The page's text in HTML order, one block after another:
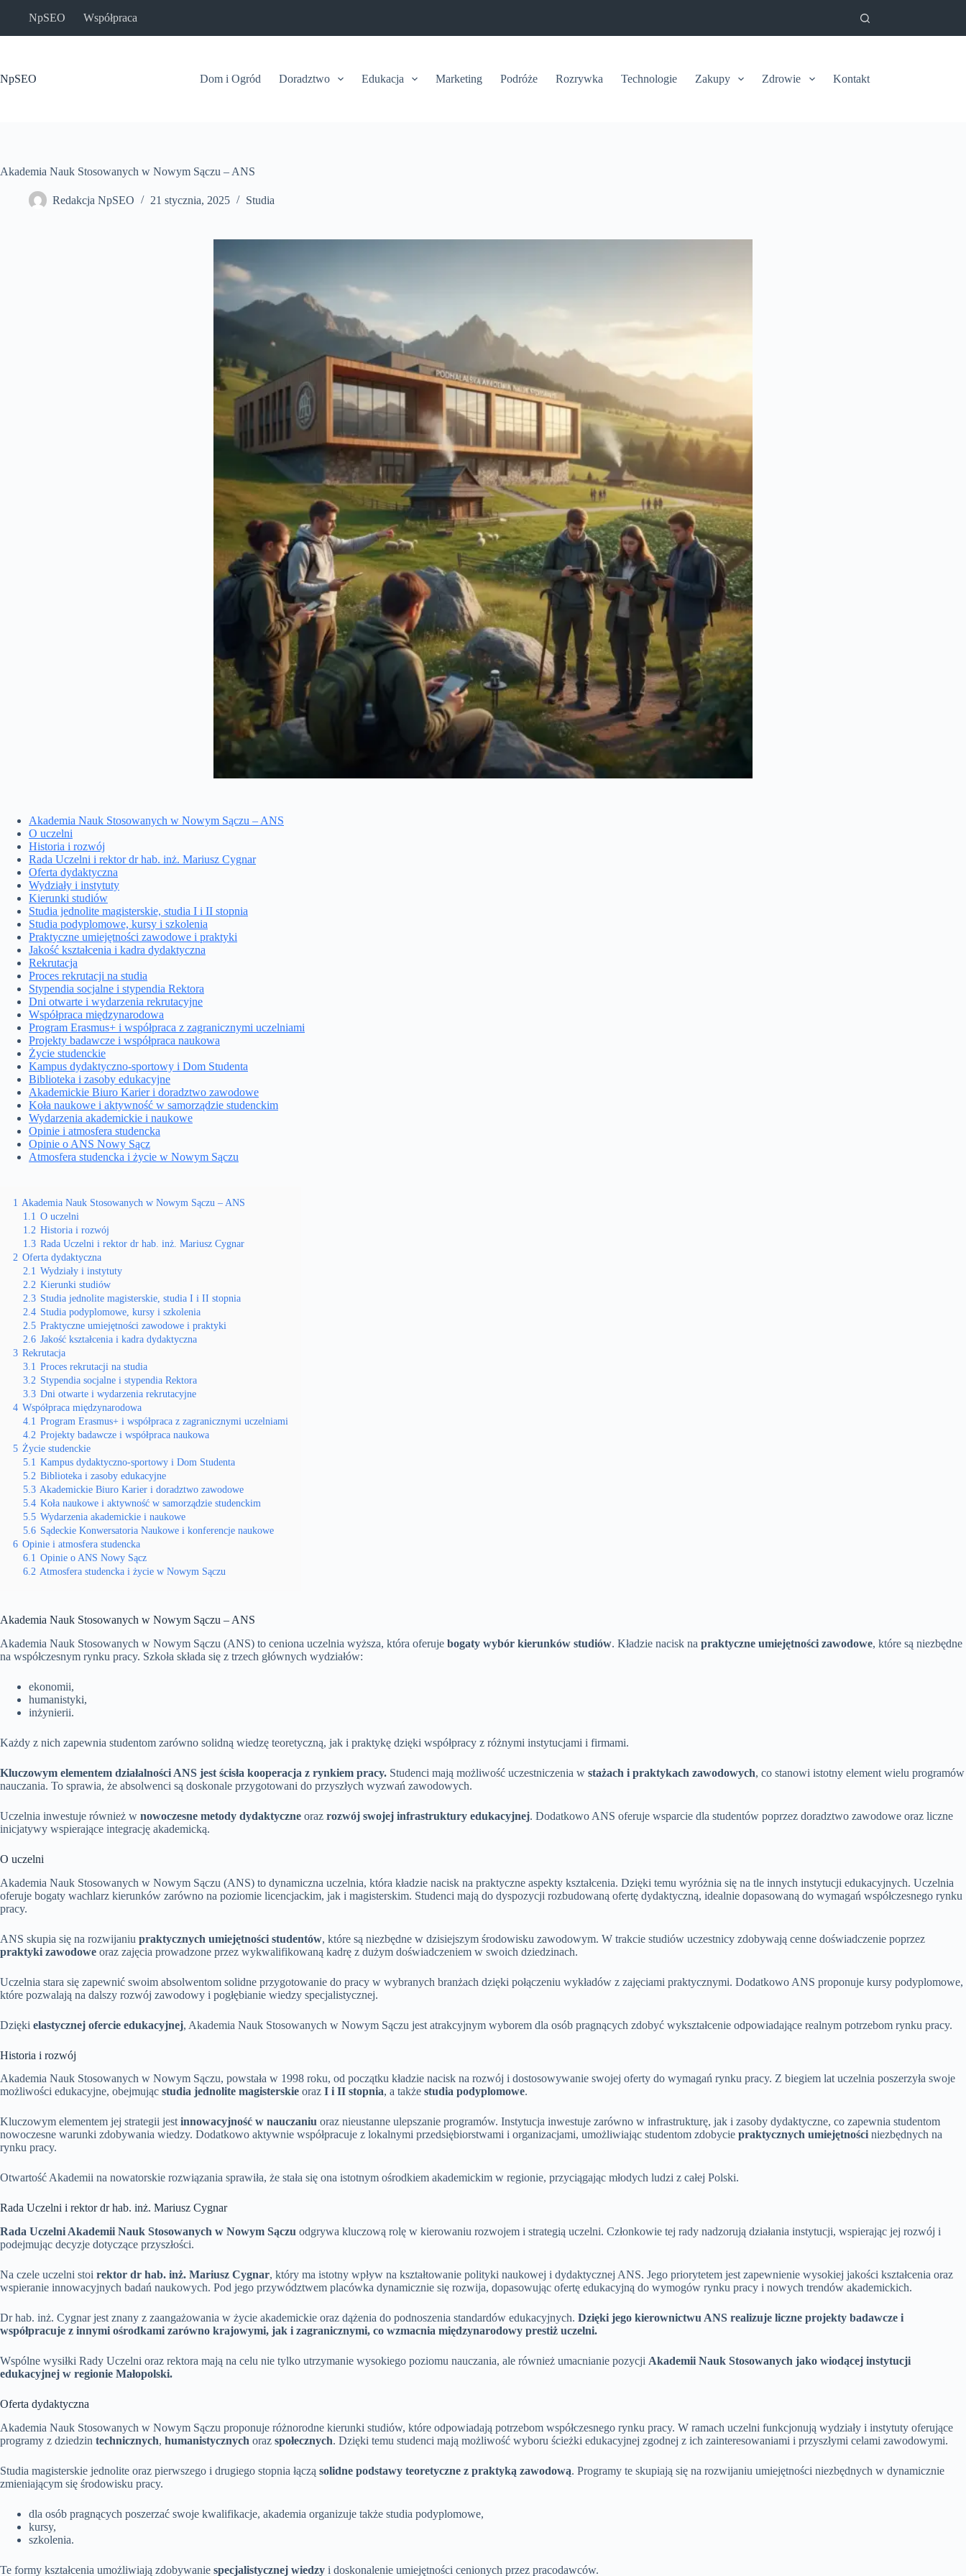
NpSEO Współpraca
NpSEO Dom i Ogród Doradztwo Edukacja Marketing Podróże Rozrywka Technologie Zakupy Zdrowie Kontakt
Akademia Nauk Stosowanych w Nowym Sączu – ANS
Redakcja NpSEO 21 stycznia, 2025 Studia
Akademia Nauk Stosowanych w Nowym Sączu – ANS
O uczelni
Historia i rozwój
Rada Uczelni i rektor dr hab. inż. Mariusz Cygnar
Oferta dydaktyczna
Wydziały i instytuty
Kierunki studiów
Studia jednolite magisterskie, studia I i II stopnia
Studia podyplomowe, kursy i szkolenia
Praktyczne umiejętności zawodowe i praktyki
Jakość kształcenia i kadra dydaktyczna
Rekrutacja
Proces rekrutacji na studia
Stypendia socjalne i stypendia Rektora
Dni otwarte i wydarzenia rekrutacyjne
Współpraca międzynarodowa
Program Erasmus+ i współpraca z zagranicznymi uczelniami
Projekty badawcze i współpraca naukowa
Życie studenckie
Kampus dydaktyczno-sportowy i Dom Studenta
Biblioteka i zasoby edukacyjne
Akademickie Biuro Karier i doradztwo zawodowe
Koła naukowe i aktywność w samorządzie studenckim
Wydarzenia akademickie i naukowe
Opinie i atmosfera studencka
Opinie o ANS Nowy Sącz
Atmosfera studencka i życie w Nowym Sączu
1 Akademia Nauk Stosowanych w Nowym Sączu – ANS
1.1 O uczelni
1.2 Historia i rozwój
1.3 Rada Uczelni i rektor dr hab. inż. Mariusz Cygnar
2 Oferta dydaktyczna
2.1 Wydziały i instytuty
2.2 Kierunki studiów
2.3 Studia jednolite magisterskie, studia I i II stopnia
2.4 Studia podyplomowe, kursy i szkolenia
2.5 Praktyczne umiejętności zawodowe i praktyki
2.6 Jakość kształcenia i kadra dydaktyczna
3 Rekrutacja
3.1 Proces rekrutacji na studia
3.2 Stypendia socjalne i stypendia Rektora
3.3 Dni otwarte i wydarzenia rekrutacyjne
4 Współpraca międzynarodowa
4.1 Program Erasmus+ i współpraca z zagranicznymi uczelniami
4.2 Projekty badawcze i współpraca naukowa
5 Życie studenckie
5.1 Kampus dydaktyczno-sportowy i Dom Studenta
5.2 Biblioteka i zasoby edukacyjne
5.3 Akademickie Biuro Karier i doradztwo zawodowe
5.4 Koła naukowe i aktywność w samorządzie studenckim
5.5 Wydarzenia akademickie i naukowe
5.6 Sądeckie Konwersatoria Naukowe i konferencje naukowe
6 Opinie i atmosfera studencka
6.1 Opinie o ANS Nowy Sącz
6.2 Atmosfera studencka i życie w Nowym Sączu
Akademia Nauk Stosowanych w Nowym Sączu – ANS
Akademia Nauk Stosowanych w Nowym Sączu (ANS) to ceniona uczelnia wyższa, która oferuje bogaty wybór kierunków studiów. Kładzie nacisk na praktyczne umiejętności zawodowe, które są niezbędne
na współczesnym rynku pracy. Szkoła składa się z trzech głównych wydziałów:
ekonomii,
humanistyki,
inżynierii.
Każdy z nich zapewnia studentom zarówno solidną wiedzę teoretyczną, jak i praktykę dzięki współpracy z różnymi instytucjami i firmami.
Kluczowym elementem działalności ANS jest ścisła kooperacja z rynkiem pracy. Studenci mają możliwość uczestniczenia w stażach i praktykach zawodowych, co stanowi istotny element wielu programów
nauczania. To sprawia, że absolwenci są doskonale przygotowani do przyszłych wyzwań zawodowych.
Uczelnia inwestuje również w nowoczesne metody dydaktyczne oraz rozwój swojej infrastruktury edukacyjnej. Dodatkowo ANS oferuje wsparcie dla studentów poprzez doradztwo zawodowe oraz liczne
inicjatywy wspierające integrację akademicką.
O uczelni
Akademia Nauk Stosowanych w Nowym Sączu (ANS) to dynamiczna uczelnia, która kładzie nacisk na praktyczne aspekty kształcenia. Dzięki temu wyróżnia się na tle innych instytucji edukacyjnych. Uczelnia
oferuje bogaty wachlarz kierunków zarówno na poziomie licencjackim, jak i magisterskim. Studenci mają do dyspozycji rozbudowaną ofertę dydaktyczną, idealnie dopasowaną do wymagań współczesnego rynku
pracy.
ANS skupia się na rozwijaniu praktycznych umiejętności studentów, które są niezbędne w dzisiejszym środowisku zawodowym. W trakcie studiów uczestnicy zdobywają cenne doświadczenie poprzez
praktyki zawodowe oraz zajęcia prowadzone przez wykwalifikowaną kadrę z dużym doświadczeniem w swoich dziedzinach.
Uczelnia stara się zapewnić swoim absolwentom solidne przygotowanie do pracy w wybranych branżach dzięki połączeniu wykładów z zajęciami praktycznymi. Dodatkowo ANS proponuje kursy podyplomowe,
które pozwalają na dalszy rozwój zawodowy i pogłębianie wiedzy specjalistycznej.
Dzięki elastycznej ofercie edukacyjnej, Akademia Nauk Stosowanych w Nowym Sączu jest atrakcyjnym wyborem dla osób pragnących zdobyć wykształcenie odpowiadające realnym potrzebom rynku pracy.
Historia i rozwój
Akademia Nauk Stosowanych w Nowym Sączu, powstała w 1998 roku, od początku kładzie nacisk na rozwój i dostosowywanie swojej oferty do wymagań rynku pracy. Z biegiem lat uczelnia poszerzyła swoje
możliwości edukacyjne, obejmując studia jednolite magisterskie oraz I i II stopnia, a także studia podyplomowe.
Kluczowym elementem jej strategii jest innowacyjność w nauczaniu oraz nieustanne ulepszanie programów. Instytucja inwestuje zarówno w infrastrukturę, jak i zasoby dydaktyczne, co zapewnia studentom
nowoczesne warunki zdobywania wiedzy. Dodatkowo aktywnie współpracuje z lokalnymi przedsiębiorstwami i organizacjami, umożliwiając studentom zdobycie praktycznych umiejętności niezbędnych na
rynku pracy.
Otwartość Akademii na nowatorskie rozwiązania sprawiła, że stała się ona istotnym ośrodkiem akademickim w regionie, przyciągając młodych ludzi z całej Polski.
Rada Uczelni i rektor dr hab. inż. Mariusz Cygnar
Rada Uczelni Akademii Nauk Stosowanych w Nowym Sączu odgrywa kluczową rolę w kierowaniu rozwojem i strategią uczelni. Członkowie tej rady nadzorują działania instytucji, wspierając jej rozwój i
podejmując decyzje dotyczące przyszłości.
Na czele uczelni stoi rektor dr hab. inż. Mariusz Cygnar, który ma istotny wpływ na kształtowanie polityki naukowej i dydaktycznej ANS. Jego priorytetem jest zapewnienie wysokiej jakości kształcenia oraz
wspieranie innowacyjnych badań naukowych. Pod jego przywództwem placówka dynamicznie się rozwija, dopasowując ofertę edukacyjną do wymogów rynku pracy i nowych trendów akademickich.
Dr hab. inż. Cygnar jest znany z zaangażowania w życie akademickie oraz dążenia do podnoszenia standardów edukacyjnych. Dzięki jego kierownictwu ANS realizuje liczne projekty badawcze i
współpracuje z innymi ośrodkami zarówno krajowymi, jak i zagranicznymi, co wzmacnia międzynarodowy prestiż uczelni.
Wspólne wysiłki Rady Uczelni oraz rektora mają na celu nie tylko utrzymanie wysokiego poziomu nauczania, ale również umacnianie pozycji Akademii Nauk Stosowanych jako wiodącej instytucji
edukacyjnej w regionie Małopolski.
Oferta dydaktyczna
Akademia Nauk Stosowanych w Nowym Sączu proponuje różnorodne kierunki studiów, które odpowiadają potrzebom współczesnego rynku pracy. W ramach uczelni funkcjonują wydziały i instytuty oferujące
programy z dziedzin technicznych, humanistycznych oraz społecznych. Dzięki temu studenci mają możliwość wyboru ścieżki edukacyjnej zgodnej z ich zainteresowaniami i przyszłymi celami zawodowymi.
Studia magisterskie jednolite oraz pierwszego i drugiego stopnia łączą solidne podstawy teoretyczne z praktyką zawodową. Programy te skupiają się na rozwijaniu umiejętności niezbędnych w dynamicznie
zmieniającym się środowisku pracy.
dla osób pragnących poszerzać swoje kwalifikacje, akademia organizuje także studia podyplomowe,
kursy,
szkolenia.
Te formy kształcenia umożliwiają zdobywanie specjalistycznej wiedzy i doskonalenie umiejętności cenionych przez pracodawców.